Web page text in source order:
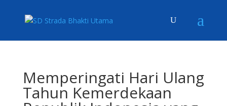
Memperingati Hari Ulang
Tahun Kemerdekaan